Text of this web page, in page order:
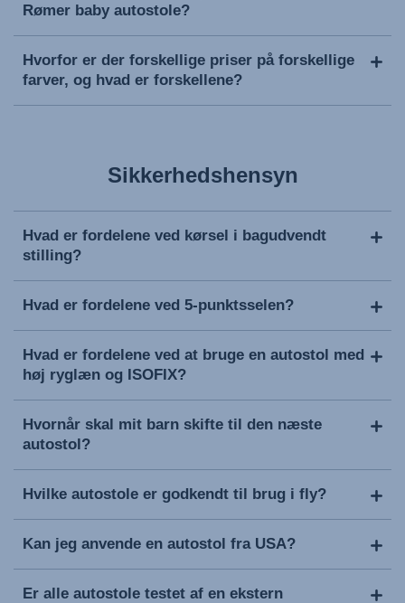
Rømer baby autostole?
Hvorfor er der forskellige priser på forskellige
farver, og hvad er forskellene?
Sikkerhedshensyn
Hvad er fordelene ved kørsel i bagudvendt
stilling?
Hvad er fordelene ved 5-punktsselen?
Hvad er fordelene ved at bruge en autostol med
høj ryglæn og ISOFIX?
Hvornår skal mit barn skifte til den næste
autostol?
Hvilke autostole er godkendt til brug i fly?
Kan jeg anvende en autostol fra USA?
Er alle autostole testet af en ekstern